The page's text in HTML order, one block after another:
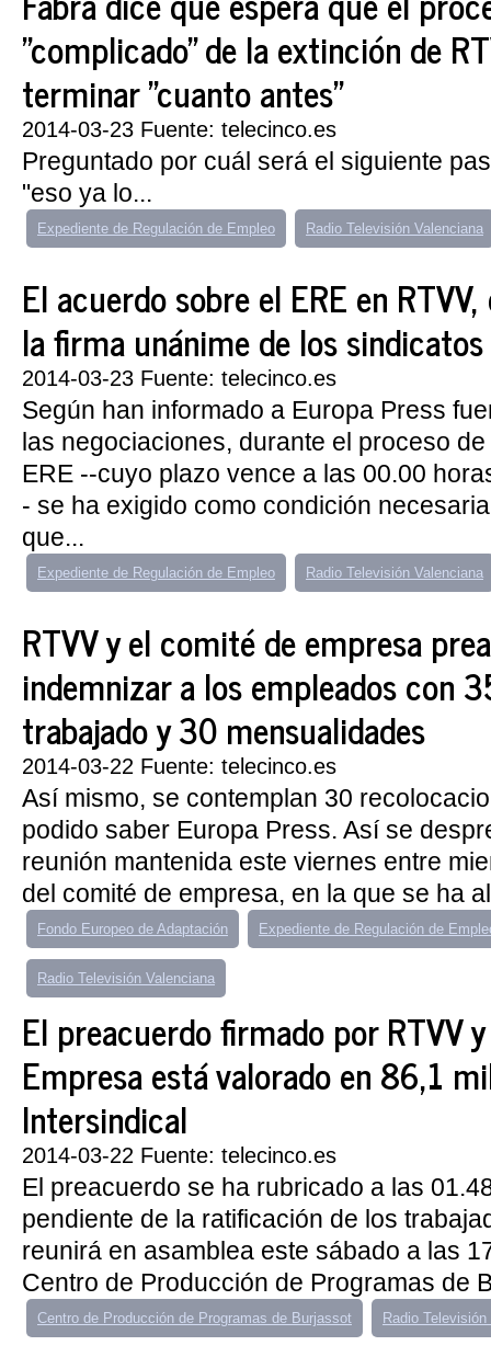
"complicado" de la extinción de
terminar "cuanto antes"
2014-03-23 Fuente: telecinco.es
Preguntado por cuál será el siguiente
"eso ya lo...
Expediente de Regulación de Empleo Radio Televisión Valenciana
El acuerdo sobre el ERE en
la firma unánime de los sindicatos
2014-03-23 Fuente: telecinco.es
Según han informado a Europa Press
las negociaciones, durante el proceso
ERE --cuyo plazo vence a las 00.00
- se ha exigido como condición
que...
Expediente de Regulación de Empleo Radio Televisión Valenciana
RTVV y el comité de empresa
indemnizar a los empleados con
trabajado y 30 mensualidades
2014-03-22 Fuente: telecinco.es
Así mismo, se contemplan 30
podido saber Europa Press. Así se
reunión mantenida este viernes entre
del comité de empresa, en la que se ha
Fondo Europeo de Adaptación Expediente de Regulación de
Radio Televisión Valenciana
El preacuerdo firmado por RTVV
Empresa está valorado en 86,1
Intersindical
2014-03-22 Fuente: telecinco.es
El preacuerdo se ha rubricado a las
pendiente de la ratificación de los
reunirá en asamblea este sábado a las
Centro de Producción de Programas de
Centro de Producción de Programas de Burjassot Radio